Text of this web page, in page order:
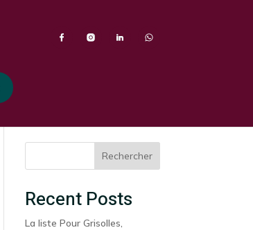
Rechercher
Recent Posts
La liste Pour Grisolles,